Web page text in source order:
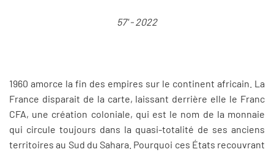
57' - 2022
1960 amorce la fin des empires sur le continent africain. La
France disparait de la carte, laissant derrière elle le Franc
CFA, une création coloniale, qui est le nom de la monnaie
qui circule toujours dans la quasi-totalité de ses anciens
territoires au Sud du Sahara. Pourquoi ces États recouvrant